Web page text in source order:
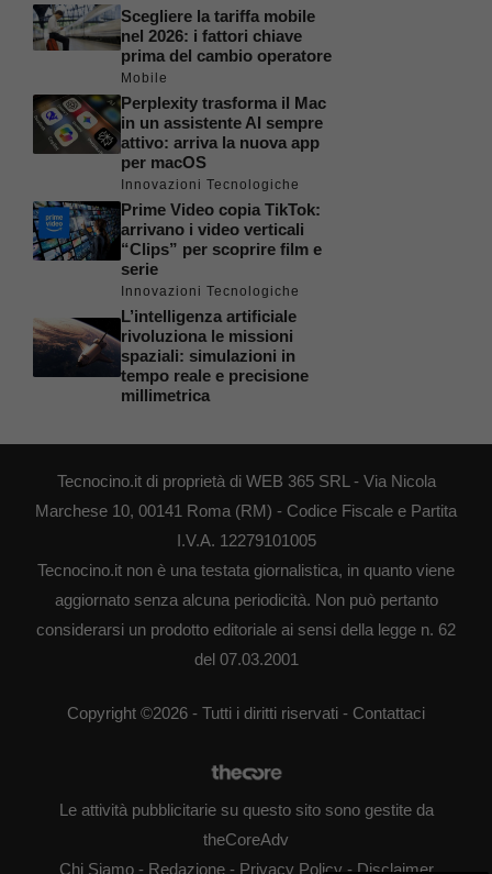
Scegliere la tariffa mobile
nel 2026: i fattori chiave
prima del cambio operatore
Mobile
Perplexity trasforma il Mac
in un assistente AI sempre
attivo: arriva la nuova app
per macOS
Innovazioni Tecnologiche
Prime Video copia TikTok:
arrivano i video verticali
“Clips” per scoprire film e
serie
Innovazioni Tecnologiche
L’intelligenza artificiale
rivoluziona le missioni
spaziali: simulazioni in
tempo reale e precisione
millimetrica
Tecnocino.it di proprietà di WEB 365 SRL - Via Nicola
Marchese 10, 00141 Roma (RM) - Codice Fiscale e Partita
I.V.A. 12279101005
Tecnocino.it non è una testata giornalistica, in quanto viene
aggiornato senza alcuna periodicità. Non può pertanto
considerarsi un prodotto editoriale ai sensi della legge n. 62
del 07.03.2001
Copyright ©2026 - Tutti i diritti riservati - Contattaci
Le attività pubblicitarie su questo sito sono gestite da
theCoreAdv
Chi Siamo- Redazione- Privacy Policy- Disclaimer